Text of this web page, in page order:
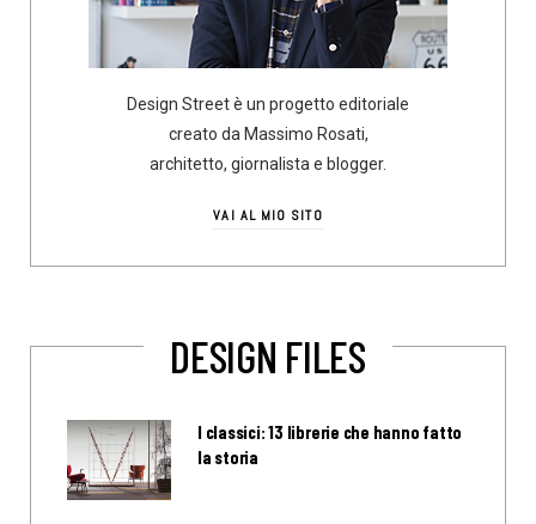
Design Street è un progetto editoriale
creato da Massimo Rosati,
architetto, giornalista e blogger.
VAI AL MIO SITO
DESIGN FILES
I classici: 13 librerie che hanno fatto
la storia